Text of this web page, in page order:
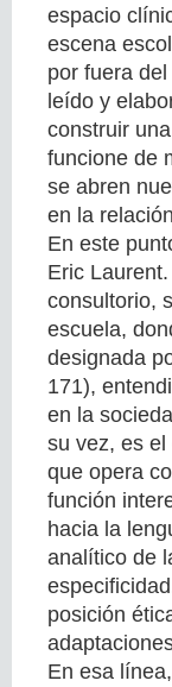
espacio
escena
por fuera
leído y
construir
funcione de
se abren
en la
En este
Eric
consultorio,
escuela,
designada
171),
en la
su vez, es el
que opera
función
hacia la
analítico de
posición
En esa